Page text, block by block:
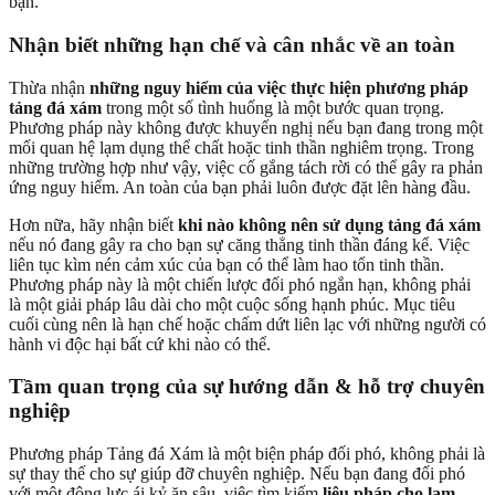
Nhận biết những hạn chế và cân nhắc về an toàn
Thừa nhận những nguy hiểm của việc thực hiện phương pháp
tảng đá xám trong một số tình huống là một bước quan trọng.
Phương pháp này không được khuyến nghị nếu bạn đang trong một
mối quan hệ lạm dụng thể chất hoặc tinh thần nghiêm trọng. Trong
những trường hợp như vậy, việc cố gắng tách rời có thể gây ra phản
ứng nguy hiểm. An toàn của bạn phải luôn được đặt lên hàng đầu.
Hơn nữa, hãy nhận biết khi nào không nên sử dụng tảng đá xám
nếu nó đang gây ra cho bạn sự căng thẳng tinh thần đáng kể. Việc
liên tục kìm nén cảm xúc của bạn có thể làm hao tổn tinh thần.
Phương pháp này là một chiến lược đối phó ngắn hạn, không phải
là một giải pháp lâu dài cho một cuộc sống hạnh phúc. Mục tiêu
cuối cùng nên là hạn chế hoặc chấm dứt liên lạc với những người có
hành vi độc hại bất cứ khi nào có thể.
Tầm quan trọng của sự hướng dẫn & hỗ trợ chuyên
nghiệp
Phương pháp Tảng đá Xám là một biện pháp đối phó, không phải là
sự thay thế cho sự giúp đỡ chuyên nghiệp. Nếu bạn đang đối phó